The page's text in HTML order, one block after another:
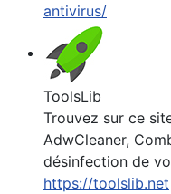
antivirus/
ToolsLib
Trouvez sur ce
AdwCleaner,
désinfection de
https://toolslib.net